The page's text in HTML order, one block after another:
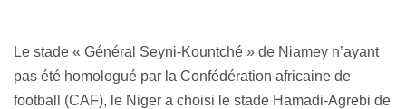
Le stade « Général Seyni-Kountché » de Niamey n’ayant
pas été homologué par la Confédération africaine de
football (CAF), le Niger a choisi le stade Hamadi-Agrebi de